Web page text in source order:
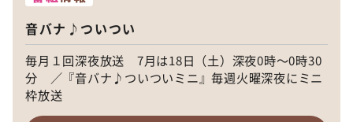
音バナ♪ついつい
毎月１回深夜放送 7月は18日（土）深夜0時～0時30
分 ／『音バナ♪ついついミニ』毎週火曜深夜にミニ
枠放送